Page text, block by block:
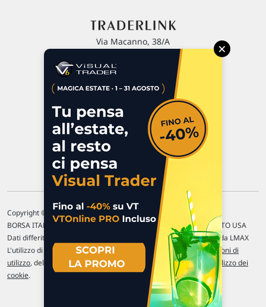
Via Macanno, 38/A
P.IVA 02 452 460 401
Commenti e segnalazioni
Contattaci
Copyright © 1996-2026 Traderlink Italia s.r.l.
BORSA ITALIANA Quotazioni di borsa differite di 15 min. / MERCATO USA
Dati differiti di 15 min. (fonte Intrinio) / FOREX Quotazioni fornite da LMAX
L'utilizzo di questo sito implica l'accettazione delle nostre Condizioni di
utilizzo, del Disclaimer MAR, dellePolitiche sulla privacye dell' Utilizzo dei
cookie.
×